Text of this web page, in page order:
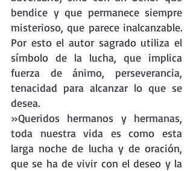
bendice y que permanece siempre
misterioso, que parece inalcanzable.
Por esto el autor sagrado utiliza el
símbolo de la lucha, que implica
fuerza de ánimo, perseverancia,
tenacidad para alcanzar lo que se
desea.
»Queridos hermanos y hermanas,
toda nuestra vida es como esta
larga noche de lucha y de oración,
que se ha de vivir con el deseo y la